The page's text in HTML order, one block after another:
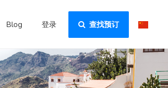
Blog 登录 查找预订